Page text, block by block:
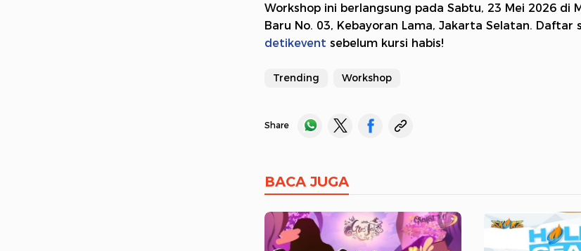
Workshop ini berlangsung pada Sabtu, 23 Mei 2026 di
Baru No. 03, Kebayoran Lama, Jakarta Selatan. Daftar
detikevent sebelum kursi habis!
Trending Workshop
Share
BACA JUGA